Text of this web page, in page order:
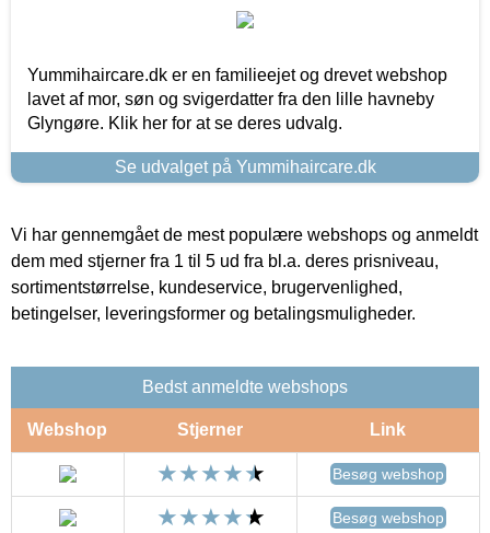
Yummihaircare.dk er en familieejet og drevet webshop
lavet af mor, søn og svigerdatter fra den lille havneby
Glyngøre. Klik her for at se deres udvalg.
Se udvalget på Yummihaircare.dk
Vi har gennemgået de mest populære webshops og anmeldt
dem med stjerner fra 1 til 5 ud fra bl.a. deres prisniveau,
sortimentstørrelse, kundeservice, brugervenlighed,
betingelser, leveringsformer og betalingsmuligheder.
Bedst anmeldte webshops
Webshop Stjerner Link
Besøg webshop
Besøg webshop